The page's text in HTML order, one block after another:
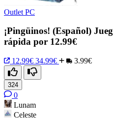
Outlet PC
¡Pingüinos! (Español)
rápida por 12.99€
12.99€ 34.99€ 3.99€
324
0
Lunam
Celeste